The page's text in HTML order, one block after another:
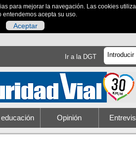
para mejorar la navegación. Las cookies
entendemos acepta su uso.
Aceptar
Ir a la DGT
Opinión